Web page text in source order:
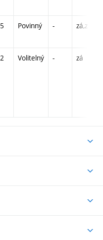
5 Povinný - zá,zk
2 Volitelný - zá